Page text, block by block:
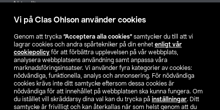
Vi på Clas Ohlson använder cookies
Genom att trycka ”Acceptera alla cookies” samtycker du till att vi
lagrar cookies och andra spårtekniker på din enhet enligt vår
cookiepolicy för att förbättra upplevelsen på vår webbplats,
analysera webbplatsens användning samt anpassa våra
marknadsföringsinsatser. Vi använder fyra kategorier av cookies:
nödvändiga, funktionella, analys och annonsering. För nödvändiga
cookies krävs inte ditt samtycke eftersom dessa cookies är
nödvändiga för att innehållet på webbplatsen ska kunna fungera. Om
du istället vill skräddarsy dina val kan du trycka på inställningar. Ditt
samtycke är frivilligt och kan återkallas när som helst genom att du
Aktuellt
Hitta butik
SE NO FI